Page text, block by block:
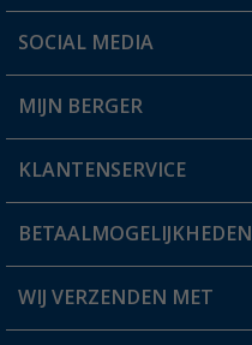
Een vraag?
Winkel vinden
SOCIAL MEDIA
MIJN BERGER
Mijn account
Status bestelling
Verlanglijstje
KLANTENSERVICE
FAQ & Contact
Verzendinformatie
BETAALMOGELIJKHEDEN
WIJ VERZENDEN MET